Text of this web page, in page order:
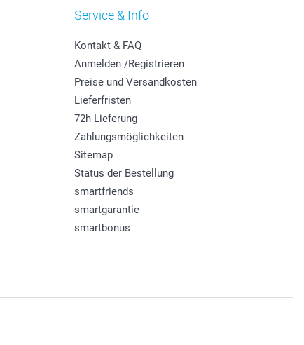
Service & Info
Kontakt & FAQ
Anmelden /Registrieren
Preise und Versandkosten
Lieferfristen
72h Lieferung
Zahlungsmöglichkeiten
Sitemap
Status der Bestellung
smartfriends
smartgarantie
smartbonus